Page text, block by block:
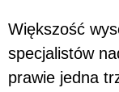
Większość
specjalistów
prawie jedna